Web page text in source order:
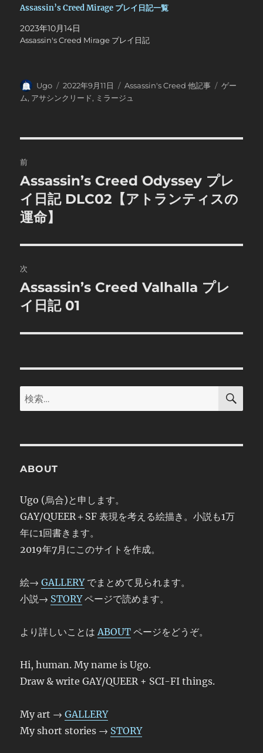
Assassin’s Creed Mirage プレイ日記一覧
2023年10月14日
Assassin's Creed Mirage プレイ日記
投
稿
Ugo
投
稿
2022年9月11日
カ
テ
Assassin's Creed 他記事
タ
ゲー
ム, アサシンクリード, ミラージュ
稿
ナ
ビ
ゲ
ー
シ
前
前
の
投
Assassin’s Creed Odyssey プレ
イ日記 DLC02【アトランティスの
運命】
次
次
の
稿:
Assassin’s Creed Valhalla プレ
イ日記 01
検
索:
検
ABOUT
Ugo (烏合)と申します。
GAY/QUEER＋SF 表現を考える絵描き。小説も1万
年に1回書きます。
2019年7月にこのサイトを作成。
絵→GALLERYでまとめて見られます。
小説→ STORYページで読めます。
より詳しいことはABOUT ページをどうぞ。
Hi, human. My name is Ugo.
Draw & write GAY/QUEER + SCI-FI things.
My art →GALLERY
My short stories → STORY